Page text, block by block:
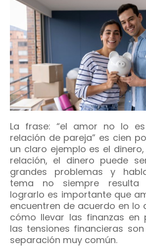
La frase: “el amor no lo
relación de pareja” es cien
un claro ejemplo es el
relación, el dinero puede
grandes problemas y
tema no siempre resulta
lograrlo es importante que
encuentren de acuerdo en lo
cómo llevar las finanzas en
las tensiones financieras
separación muy común.